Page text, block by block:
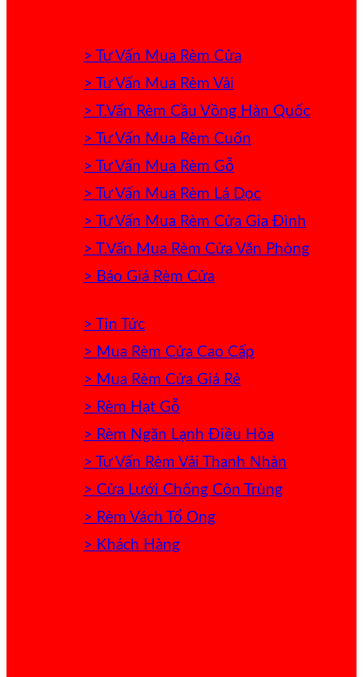
> Tư Vấn Mua Rèm Cửa
> Tư Vấn Mua Rèm Vải
> T.Vấn Rèm Cầu Vồng Hàn Quốc
> Tư Vấn Mua Rèm Cuốn
> Tư Vấn Mua Rèm Gỗ
> Tư Vấn Mua Rèm Lá Dọc
> Tư Vấn Mua Rèm Cửa Gia Đình
> T.Vấn Mua Rèm Cửa Văn Phòng
> Báo Giá Rèm Cửa
> Tin Tức
> Mua Rèm Cửa Cao Cấp
> Mua Rèm Cửa Giá Rẻ
> Rèm Hạt Gỗ
> Rèm Ngăn Lạnh Điều Hòa
> Tư Vấn Rèm Vải Thanh Nhàn
> Cửa Lưới Chống Côn Trùng
> Rèm Vách Tổ Ong
> Khách Hàng